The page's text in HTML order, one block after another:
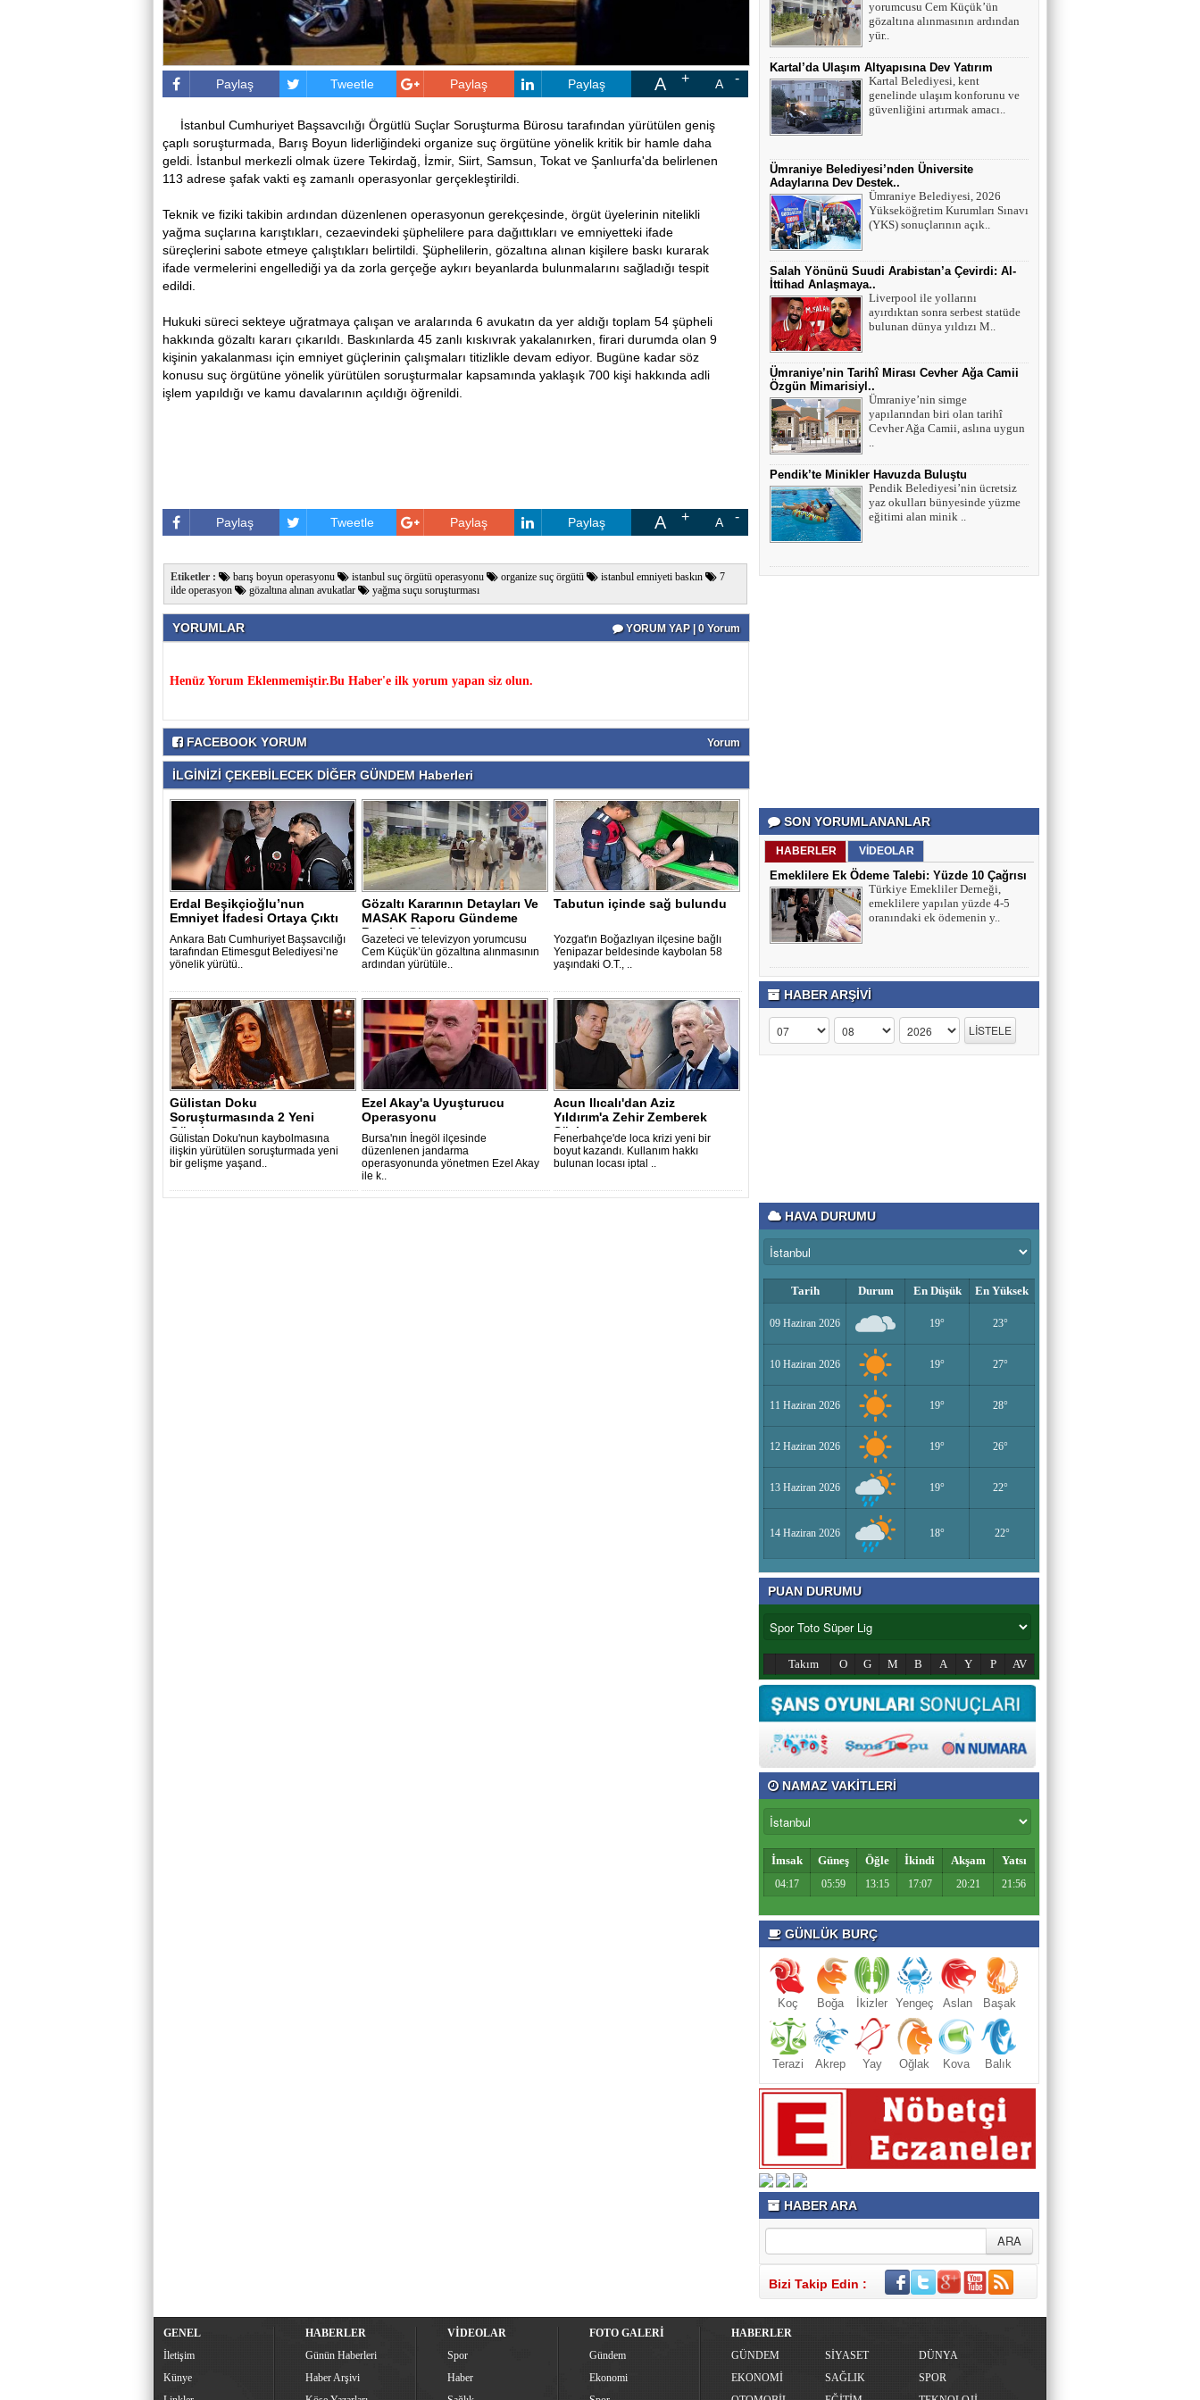
Paylaş Tweetle Paylaş Paylaş A A
İstanbul Cumhuriyet Başsavcılığı Örgütlü Suçlar Soruşturma Bürosu tarafından yürütülen geniş
çaplı soruşturmada, Barış Boyun liderliğindeki organize suç örgütüne yönelik kritik bir hamle daha
geldi. İstanbul merkezli olmak üzere Tekirdağ, İzmir, Siirt, Samsun, Tokat ve Şanlıurfa'da belirlenen
113 adrese şafak vakti eş zamanlı operasyonlar gerçekleştirildi.
Teknik ve fiziki takibin ardından düzenlenen operasyonun gerekçesinde, örgüt üyelerinin nitelikli
yağma suçlarına karıştıkları, cezaevindeki şüphelilere para dağıttıkları ve emniyetteki ifade
süreçlerini sabote etmeye çalıştıkları belirtildi. Şüphelilerin, gözaltına alınan kişilere baskı kurarak
ifade vermelerini engellediği ya da zorla gerçeğe aykırı beyanlarda bulunmalarını sağladığı tespit
edildi.
Hukuki süreci sekteye uğratmaya çalışan ve aralarında 6 avukatın da yer aldığı toplam 54 şüpheli
hakkında gözaltı kararı çıkarıldı. Baskınlarda 45 zanlı kıskıvrak yakalanırken, firari durumda olan 9
kişinin yakalanması için emniyet güçlerinin çalışmaları titizlikle devam ediyor. Bugüne kadar söz
konusu suç örgütüne yönelik yürütülen soruşturmalar kapsamında yaklaşık 700 kişi hakkında adli
işlem yapıldığı ve kamu davalarının açıldığı öğrenildi.
Paylaş Tweetle Paylaş Paylaş A A
Etiketler : barış boyun operasyonu istanbul suç örgütü operasyonu organize suç örgütü istanbul emniyeti baskın
7
ilde operasyon
gözaltına alınan avukatlar yağma suçu soruşturması
YORUMLAR YORUM YAP | 0 Yorum
Henüz Yorum Eklenmemiştir.Bu Haber'e ilk yorum yapan siz olun.
FACEBOOK YORUM Yorum
İLGİNİZİ ÇEKEBİLECEK DİĞER GÜNDEM Haberleri
Erdal Beşikçioğlu’nun
Emniyet İfadesi Ortaya Çıktı
Ankara Batı Cumhuriyet Başsavcılığı
tarafından Etimesgut Belediyesi’ne
yönelik yürütü..
Gözaltı Kararının Detayları Ve
MASAK Raporu Gündeme
Bomba Gi..
Gazeteci ve televizyon yorumcusu
Cem Küçük’ün gözaltına alınmasının
ardından yürütüle..
Tabutun içinde sağ bulundu
Yozgat'ın Boğazlıyan ilçesine bağlı
Yenipazar beldesinde kaybolan 58
yaşındaki O.T., ..
Gülistan Doku
Soruşturmasında 2 Yeni
Gözaltı
Gülistan Doku'nun kaybolmasına
ilişkin yürütülen soruşturmada yeni
bir gelişme yaşand..
Ezel Akay'a Uyuşturucu
Operasyonu
Bursa'nın İnegöl ilçesinde
düzenlenen jandarma
operasyonunda yönetmen Ezel Akay
ile k..
Acun Ilıcalı'dan Aziz
Yıldırım'a Zehir Zemberek
Sözler
Fenerbahçe'de loca krizi yeni bir
boyut kazandı. Kullanım hakkı
bulunan locası iptal ..
Mutant virüsler tam aşılanmış kişileri tehdit
eder mi?
Asiye UMUT
YAŞ ve BAŞ 54
Yavuz ŞİMŞEK
Tek cümle 281 kelime...
yorumcusu Cem Küçük’ün
gözaltına alınmasının ardından
yür..
Kartal’da Ulaşım Altyapısına Dev Yatırım
Kartal Belediyesi, kent
genelinde ulaşım konforunu ve
güvenliğini artırmak amacı..
Ümraniye Belediyesi’nden Üniversite
Adaylarına Dev Destek..
Ümraniye Belediyesi, 2026
Yükseköğretim Kurumları Sınavı
(YKS) sonuçlarının açık..
Salah Yönünü Suudi Arabistan’a Çevirdi: Al-
İttihad Anlaşmaya..
Liverpool ile yollarını
ayırdıktan sonra serbest statüde
bulunan dünya yıldızı M..
Ümraniye’nin Tarihî Mirası Cevher Ağa Camii
Özgün Mimarisiyl..
Ümraniye’nin simge
yapılarından biri olan tarihî
Cevher Ağa Camii, aslına uygun
..
Pendik’te Minikler Havuzda Buluştu
Pendik Belediyesi’nin ücretsiz
yaz okulları bünyesinde yüzme
eğitimi alan minik ..
porno
izle
antalya
escort
antalya
escort
antalya
escort
bursa
escort
bursa
alanya
escort
Genel
Hesap
Türkiye
şehir
rehberi
Takviye
karşılaştırmaları
SON YORUMLANANLAR
HABERLER VİDEOLAR
Emeklilere Ek Ödeme Talebi: Yüzde 10 Çağrısı
Türkiye Emekliler Derneği,
emeklilere yapılan yüzde 4-5
oranındaki ek ödemenin y..
HABER ARŞİVİ
HAVA DURUMU
Tarih Durum En Düşük En Yüksek
09 Haziran 2026 19° 23°
10 Haziran 2026 19° 27°
11 Haziran 2026 19° 28°
12 Haziran 2026 19° 26°
13 Haziran 2026 19° 22°
14 Haziran 2026 18° 22°
PUAN DURUMU
Takım O G M B A Y P AV
NAMAZ VAKİTLERİ
İmsak Güneş Öğle İkindi Akşam Yatsı
04:17 05:59 13:15 17:07 20:21 21:56
GÜNLÜK BURÇ
Koç Boğa İkizler Yengeç Aslan Başak
Terazi Akrep Yay Oğlak Kova Balık
HABER ARA
Bizi Takip Edin :
GENEL
İletişim
Künye
HABERLER
Günün Haberleri
Haber Arşivi
VİDEOLAR
Spor
Haber
FOTO GALERİ
Gündem
Ekonomi
HABERLER
GÜNDEM
SİYASET
DÜNYA
EKONOMİ
SAĞLIK
SPOR